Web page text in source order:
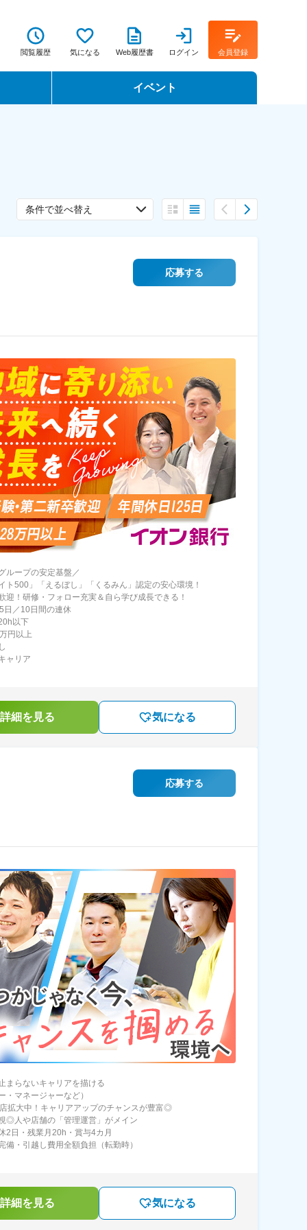
閲覧履歴 気になる Web履歴書 ログイン 会員登録
イベント
条件で並べ替え
応募する
ループの安定基盤／
ト500」「えるぼし」「くるみん」認定の安心環境！
迎！研修・フォロー充実＆自ら学び成長できる！
／10日間の連休
以下
円以上
ャリア
細を見る 気になる
応募する
まらないキャリアを描ける
・マネージャーなど）
拡大中！キャリアアップのチャンスが豊富◎
◎人や店舗の「管理運営」がメイン
2日・残業月20h・賞与4カ月
備・引越し費用全額負担（転勤時）
細を見る 気になる